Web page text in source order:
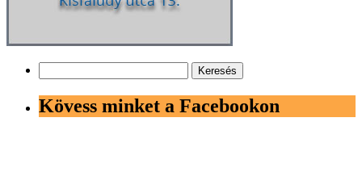
Kövess minket a Facebookon